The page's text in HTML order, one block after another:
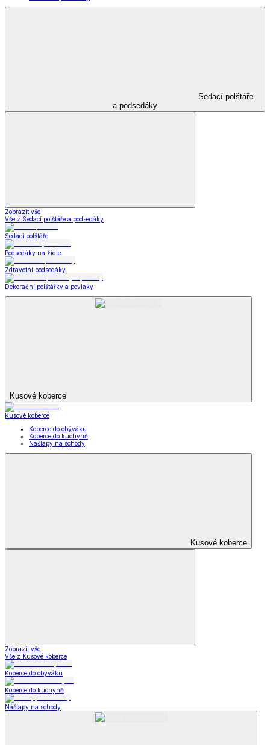
Sedací polštáře
a podsedáky
Zobrazit vše
Vše z Sedací polštáře a podsedáky
Sedací polštáře
Podsedáky na židle
Zdravotní podsedáky
Dekorační polštářky a povlaky
Kusové koberce
Kusové koberce
Koberce do obýváku
Koberce do kuchyně
Nášlapy na schody
Kusové koberce
Zobrazit vše
Vše z Kusové koberce
Koberce do obýváku
Koberce do kuchyně
Nášlapy na schody